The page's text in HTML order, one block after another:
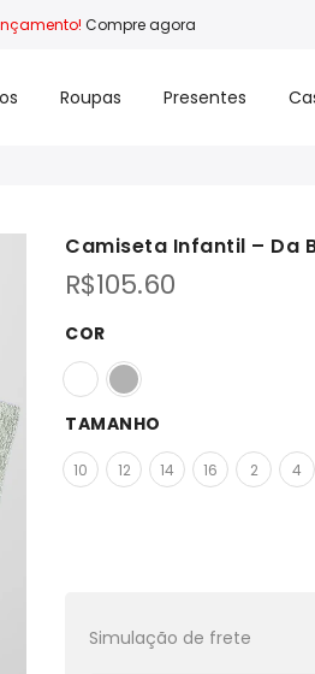
Compre agora
Roupas Presentes
Camiseta Infantil – Da
R$105.60
COR
TAMANHO
10 12 14 16 2 4
Simulação de frete